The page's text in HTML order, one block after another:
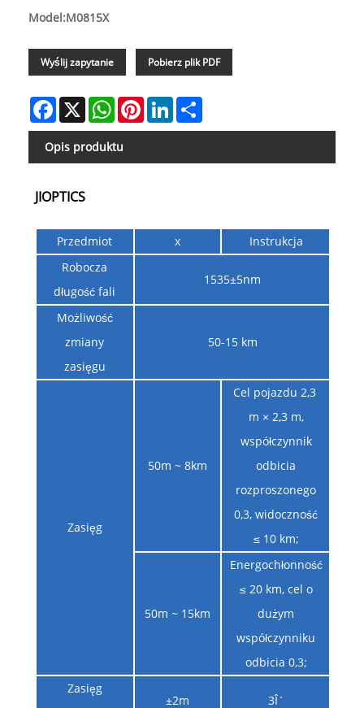
Model:M0815X
Wyślij zapytanie Pobierz plik PDF
Facebook
X WhatsAppPinterestLinkedIn
Opis produktu
JIOPTICS
Przedmiot x
Instrukcja
Robocza
długość fali
1535±5nm
Możliwość
zmiany
zasięgu
50-15 km
Zasięg
50m ~ 8km
Cel pojazdu 2,3 ​​
m × 2,3 m,
współczynnik
odbicia
rozproszonego
0,3, widoczność
≤ 10 km;
50m ~ 15km
Energochłonność
≤ 20 km, cel o
dużym
współczynniku
odbicia 0,3;
Zasięg
±2m 3Î´